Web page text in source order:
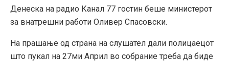
Денеска на радио Канал 77 гостин беше министерот
за внатрешни работи Оливер Спасовски.
На прашање од страна на слушател дали полицаецот
што пукал на 27ми Април во собрание треба да биде